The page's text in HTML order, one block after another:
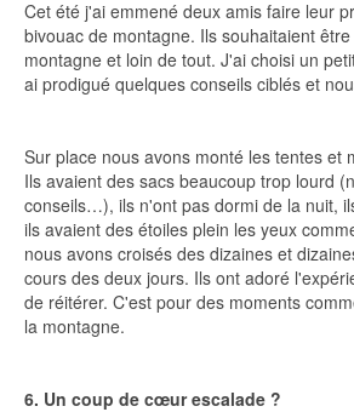
Cet été j'ai emmené deux amis faire leur
bivouac de montagne. Ils souhaitaient
montagne et loin de tout. J'ai choisi un
ai prodigué quelques conseils ciblés et
Sur place nous avons monté les tentes et
Ils avaient des sacs beaucoup trop lourd
conseils…), ils n'ont pas dormi de la nuit,
ils avaient des étoiles plein les yeux
nous avons croisés des dizaines et
cours des deux jours. Ils ont adoré
de réitérer. C'est pour des moments
la montagne.
6. Un coup de cœur escalade ?